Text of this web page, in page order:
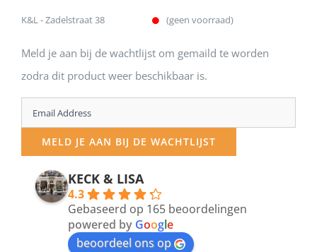
K&L - Zadelstraat 38 (geen voorraad)
Meld je aan bij de wachtlijst om gemaild te worden
zodra dit product weer beschikbaar is.
Enter
your
email
address
MELD JE AAN BIJ DE WACHTLIJST
KECK & LISA
4.3
Gebaseerd op 165 beoordelingen
powered by Google
beoordeel ons op